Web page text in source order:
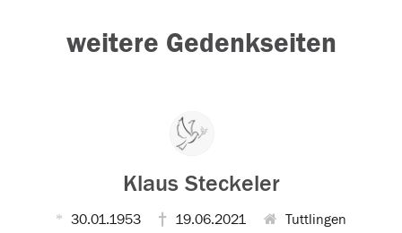
weitere Gedenkseiten
Klaus Steckeler
30.01.1953 19.06.2021 Tuttlingen